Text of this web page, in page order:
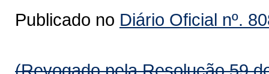
Publicado no Diário Oficial nº.